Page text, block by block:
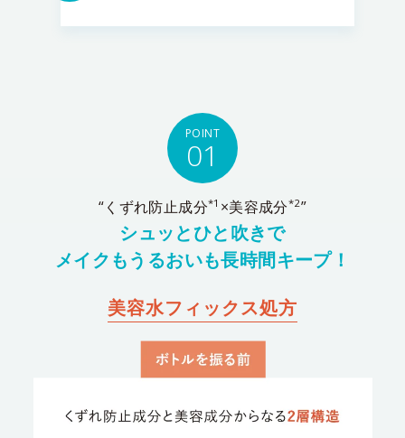
POINT
01
“くずれ防止成分*1 ×美容成分*2”
シュッとひと吹きで
メイクもうるおいも長時間キープ！
美容水フィックス処方